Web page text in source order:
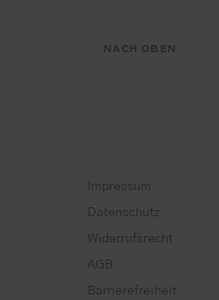
NACH OBEN
Impressum
Datenschutz
Widerrufsrecht
AGB
Barrierefreiheit